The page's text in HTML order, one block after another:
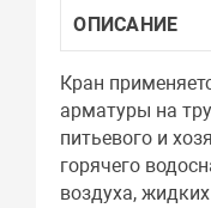
ОПИСАНИЕ
Кран
арматуры на
питьевого и
горячего
воздуха,